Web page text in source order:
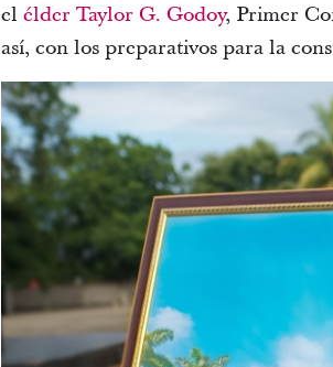
el élder Taylor G. Godoy, Primer
así, con los preparativos para la